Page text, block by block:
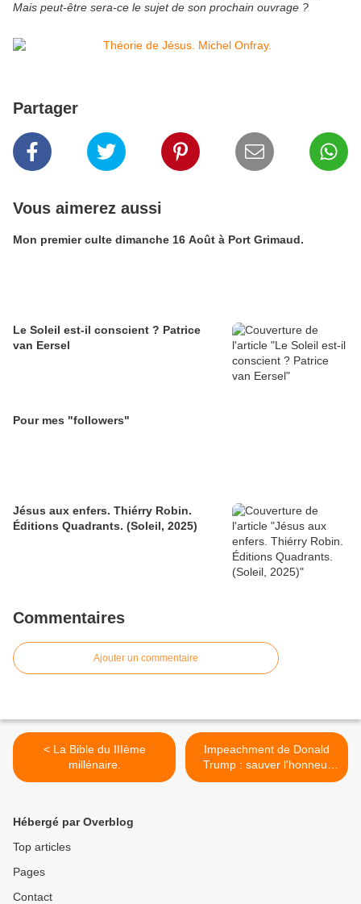
Mais peut-être sera-ce le sujet de son prochain ouvrage ?
Partager
Vous aimerez aussi
Mon premier culte dimanche 16 Août à Port Grimaud.
Le Soleil est-il conscient ? Patrice
van Eersel
Pour mes "followers"
Jésus aux enfers. Thiérry Robin.
Éditions Quadrants. (Soleil, 2025)
Commentaires
Ajouter un commentaire
< La Bible du IIIème
millénaire.
Impeachment de Donald
Trump : sauver l'honneur
des États-Unis ? >
Hébergé par Overblog
Top articles
Pages
Contact